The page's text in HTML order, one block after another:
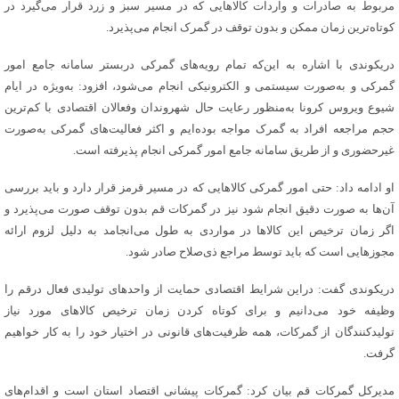
مربوط به صادرات و واردات کالا‌هایی که در مسیر سبز و زرد قرار می‌گیرد در
کوتاه‌ترین زمان ممکن و بدون توقف در گمرک انجام می‌پذیرد.
دریکوندی با اشاره به این‌که تمام رویه‌های گمرکی دربستر سامانه جامع امور
گمرکی و به‌صورت سیستمی و الکترونیکی انجام می‌شود، افزود: به‌ویژه در ایام
شیوع ویروس کرونا به‌منظور رعایت حال شهروندان وفعالان اقتصادی با کم‌ترین
حجم مراجعه افراد به گمرک مواجه بوده‌ایم و اکثر فعالیت‌های گمرکی به‌صورت
غیرحضوری و از طریق سامانه جامع امور گمرکی انجام پذیرفته است.
او ادامه داد: حتی امور گمرکی کالا‌هایی که در مسیر قرمز قرار دارد و باید بررسی
آن‌ها به صورت دقیق انجام شود نیز در گمرکات قم بدون توقف صورت می‌پذیرد و
اگر زمان ترخیص این کالا‌ها در مواردی به طول می‌انجامد به دلیل لزوم ارائه
مجوز‌هایی است که باید توسط مراجع ذی‌صلاح صادر شود.
دریکوندی گفت: دراین شرایط اقتصادی حمایت از واحد‌های تولیدی فعال درقم را
وظیفه خود می‌دانیم و برای کوتاه کردن زمان ترخیص کالا‌های مورد نیاز
تولیدکنندگان از گمرکات، همه ظرفیت‌های قانونی در اختیار خود را به کار خواهیم
گرفت.
مدیرکل گمرکات قم بیان کرد: گمرکات پیشانی اقتصاد استان است و اقدام‌های